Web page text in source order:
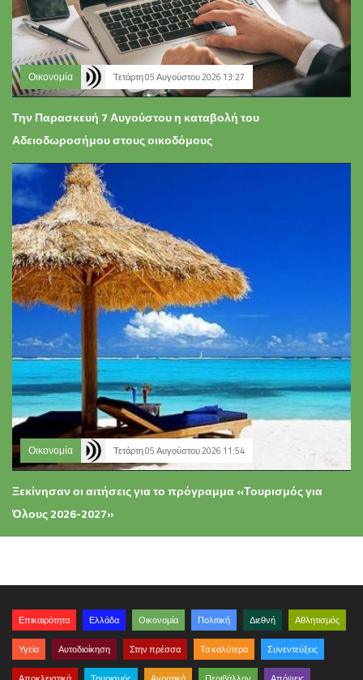
Οικονομία Τετάρτη 05 Αυγούστου 2026 13:27
Την Παρασκευή 7 Αυγούστου η καταβολή του
Αδειοδωροσήμου στους οικοδόμους
Οικονομία Τετάρτη 05 Αυγούστου 2026 11:54
Ξεκίνησαν οι αιτήσεις για το πρόγραμμα «Τουρισμός για
Όλους 2026-2027»
Επικαιρότητα Ελλάδα Οικονομία Πολιτική Διεθνή Αθλητισμός
Υγεία Αυτοδιοίκηση Στην πρέσσα Τα καλύτερα Συνεντεύξεις